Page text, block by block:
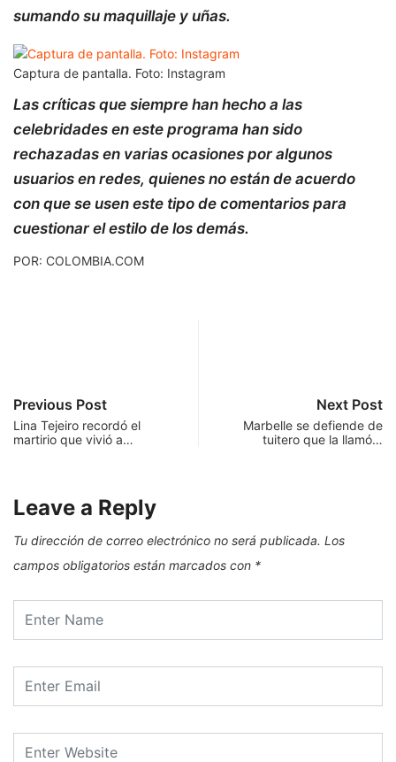
sumando su maquillaje y uñas.
Captura de pantalla. Foto: Instagram
Las críticas que siempre han hecho a las
celebridades en este programa han sido
rechazadas en varias ocasiones por algunos
usuarios en redes, quienes no están de acuerdo
con que se usen este tipo de comentarios para
cuestionar el estilo de los demás.
POR: COLOMBIA.COM
Previous Post
Lina Tejeiro recordó el
martirio que vivió a…
Next Post
Marbelle se defiende de
tuitero que la llamó…
Leave a Reply
Tu dirección de correo electrónico no será publicada. Los
campos obligatorios están marcados con *